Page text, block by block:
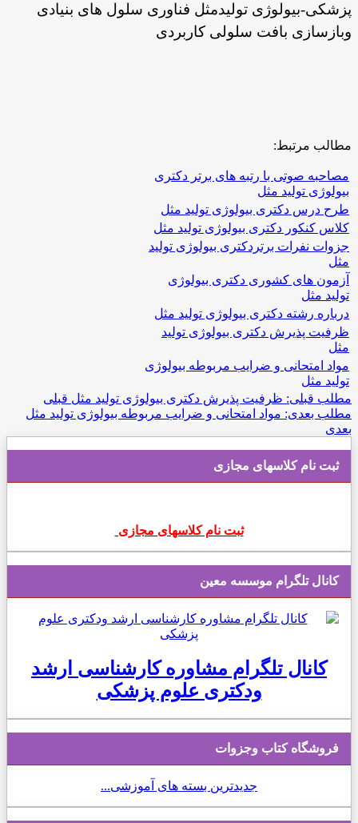
پزشکی-بیولوژی تولیدمثل فناوری سلول های بنیادی
وبازسازی بافت سلولی کاربردی
مطالب مرتبط:
مصاحبه صوتی با رتبه های برتر دکتری
بیولوژی تولید مثل
طرح درس دکتری بیولوژی تولید مثل
کلاس کنکور دکتری بیولوژی تولید مثل
جزوات نفرات برتردکتری بیولوژی تولید
مثل
آزمون های کشوری دکتری بیولوژی
تولید مثل
درباره رشته دکتری بیولوژی تولید مثل
ظرفیت پذیرش دکتری بیولوژی تولید
مثل
مواد امتحانی و ضرایب مربوطه بیولوژی
تولید مثل
مطلب قبلی: ظرفیت پذیرش دکتری بیولوژی تولید مثل قبلی
مطلب بعدی: مواد امتحانی و ضرایب مربوطه بیولوژی تولید مثل
بعدی
ثبت نام کلاسهای مجازی
ثبت نام کلاسهای مجازی
کانال تلگرام موسسه معین
کانال تلگرام مشاوره کارشناسی ارشد
ودکتری علوم پزشکی
فروشگاه کتاب وجزوات
جدیدترین بسته های آموزشی...